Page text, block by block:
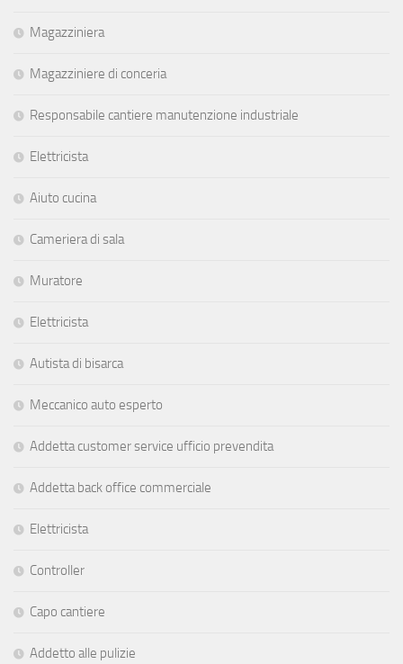
Magazziniera
Magazziniere di conceria
Responsabile cantiere manutenzione industriale
Elettricista
Aiuto cucina
Cameriera di sala
Muratore
Elettricista
Autista di bisarca
Meccanico auto esperto
Addetta customer service ufficio prevendita
Addetta back office commerciale
Elettricista
Controller
Capo cantiere
Addetto alle pulizie